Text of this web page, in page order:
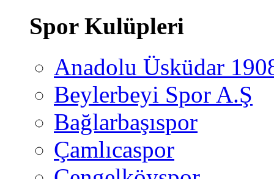
Spor Kulüpleri
Anadolu Üsküdar
Beylerbeyi Spor A.Ş
Bağlarbaşıspor
Çamlıcaspor